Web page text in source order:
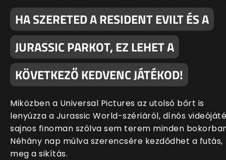
HA SZERETED A RESIDENT EVILT ÉS A
JURASSIC PARKOT, EZ LEHET A
KÖVETKEZŐ KEDVENC JÁTÉKOD!
Miközben a Universal Pictures az utolsó bőrt is
lenyúzza a Jurassic World-szériáról, dínós
sajnos finoman szólva sem terem minden
Néhány nap múlva szerencsére kezdődhet a futás,
meg a sikítás.